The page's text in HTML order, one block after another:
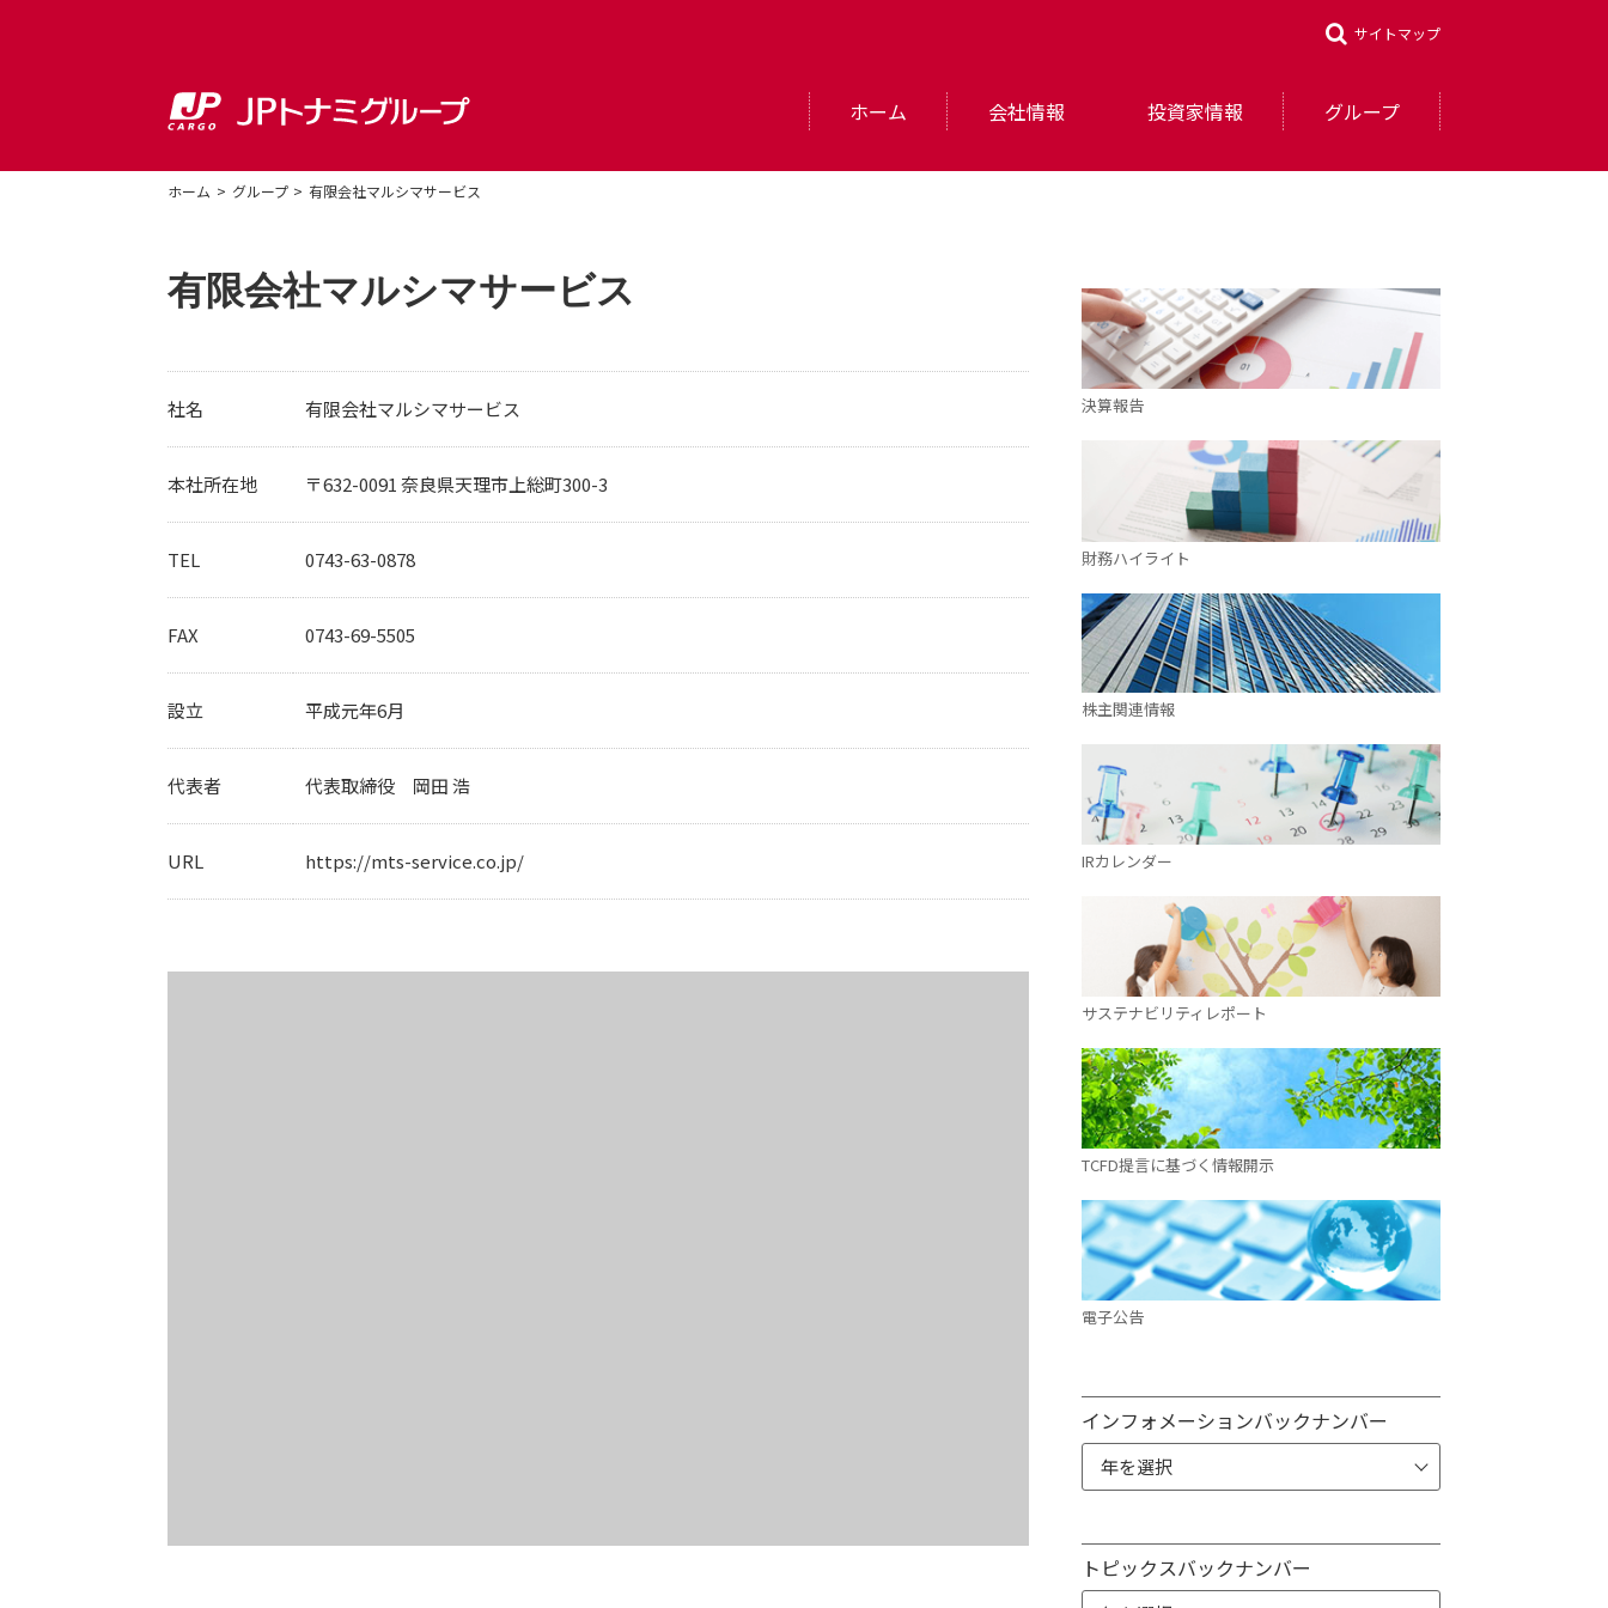
サイトマップ
ホーム 会社情報 投資家情報 グループ
ホーム グループ 有限会社マルシマサービス
有限会社マルシマサービス
社名 有限会社マルシマサービス
本社所在地 〒632-0091 奈良県天理市上総町300-3
TEL 0743-63-0878
FAX 0743-69-5505
設立 平成元年6月
代表者 代表取締役 岡田 浩
URL https://mts-service.co.jp/
決算報告
財務ハイライト
株主関連情報
IRカレンダー
サステナビリティレポート
TCFD提言に基づく情報開示
電子公告
インフォメーションバックナンバー
トピックスバックナンバー